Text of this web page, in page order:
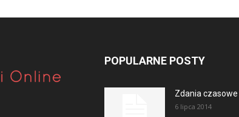
POPULARNE POSTY
Zdania czasowe
6 lipca 2014